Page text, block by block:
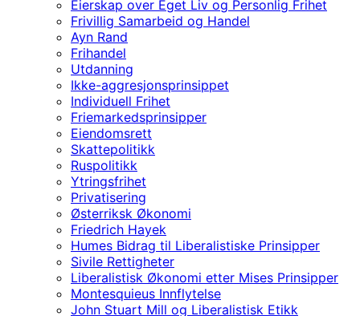
Eierskap over Eget Liv og Personlig Frihet
Frivillig Samarbeid og Handel
Ayn Rand
Frihandel
Utdanning
Ikke-aggresjonsprinsippet
Individuell Frihet
Friemarkedsprinsipper
Eiendomsrett
Skattepolitikk
Ruspolitikk
Ytringsfrihet
Privatisering
Østerriksk Økonomi
Friedrich Hayek
Humes Bidrag til Liberalistiske Prinsipper
Sivile Rettigheter
Liberalistisk Økonomi etter Mises Prinsipper
Montesquieus Innflytelse
John Stuart Mill og Liberalistisk Etikk